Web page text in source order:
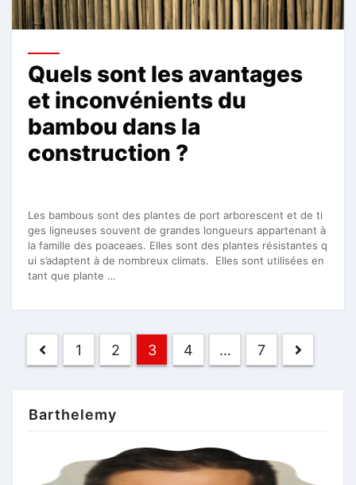
Quels sont les avantages
et inconvénients du
bambou dans la
construction ?
Les bambous sont des plantes de port arborescent et de ti
ges ligneuses souvent de grandes longueurs appartenant à
la famille des poaceaes. Elles sont des plantes résistantes q
ui s’adaptent à de nombreux climats. Elles sont utilisées en
tant que plante …
Pagination
des
1 2 3 4 … 7
Barthelemy